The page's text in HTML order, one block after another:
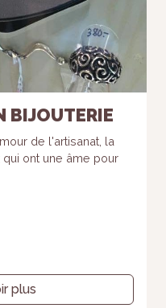
BIJOUTERIE
de l'artisanat, la
ont une âme pour
plus